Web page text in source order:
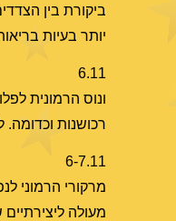
ביקורת בין
יותר בעיות
6.11
ונוס הרמונית
רכושנות
6-7.11
מרקורי הרמוני
מעולה